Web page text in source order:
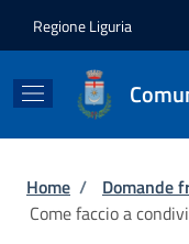
Regione Liguria
Briciole di
Home / Domande
Come faccio a